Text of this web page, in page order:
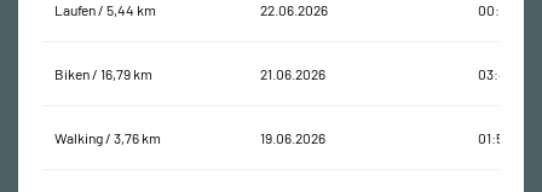
Laufen / 5,44 km 22.06.2026 00:31:05
Biken / 16,79 km 21.06.2026 03:41:17
Walking / 3,76 km 19.06.2026 01:56:19